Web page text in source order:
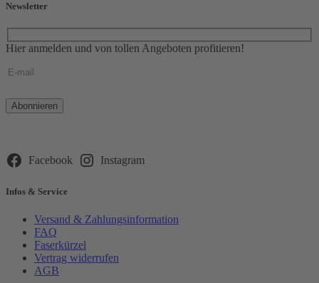
Newsletter
Hier anmelden und von tollen Angeboten profitieren!
Bitte
lasse
leer.
Facebook Instagram
Infos & Service
Versand & Zahlungsinformation
FAQ
Faserkürzel
Vertrag widerrufen
AGB